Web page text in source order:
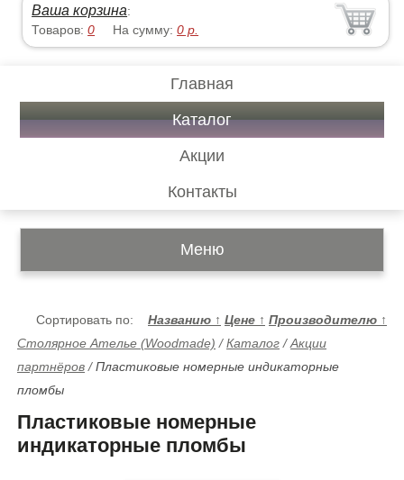
Ваша корзина:
Товаров:0 На сумму:0 р.
Главная
Каталог
Акции
Контакты
Меню
Сортировать по: Названию ↑ Цене ↑ Производителю ↑
Столярное Ателье (Woodmade) /Каталог /Акции
партнёров /Пластиковые номерные индикаторные
пломбы
Пластиковые номерные
индикаторные пломбы